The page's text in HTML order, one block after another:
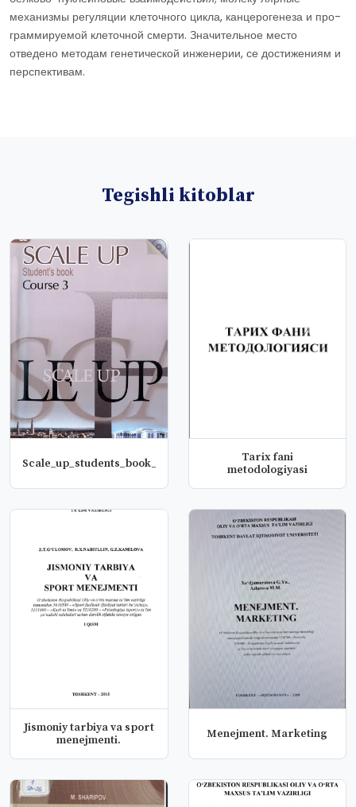
механизмы регуляции клеточного цикла, канцерогенеза и про-
граммируемой клеточной смерти. Значительное место
отведено методам генетической инженерии, се достижениям и
перспективам.
Tegishli kitoblar
Scale_up_students_book_course_3
Tarix fani
metodologiyasi
Jismoniy tarbiya va sport
menejmenti.
Menejment. Marketing